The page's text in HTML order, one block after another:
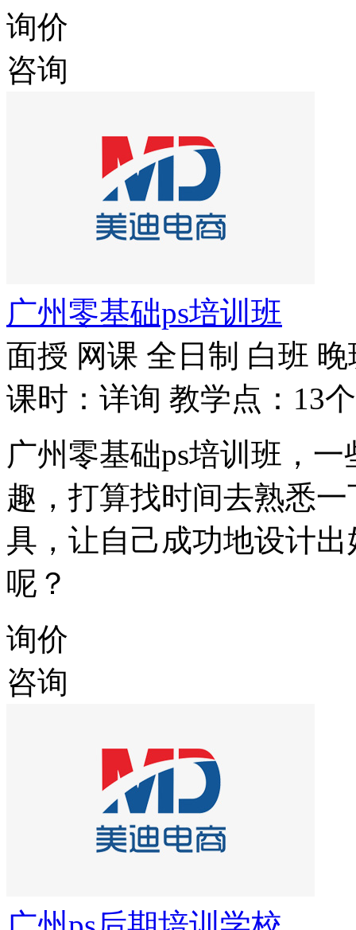
询价
咨询
广州零基础ps培训班
面授 网课 全日制 白班 晚
课时：详询 教学点：13个
广州零基础ps培训班，
趣，打算找时间去熟悉
具，让自己成功地设计
呢？
询价
咨询